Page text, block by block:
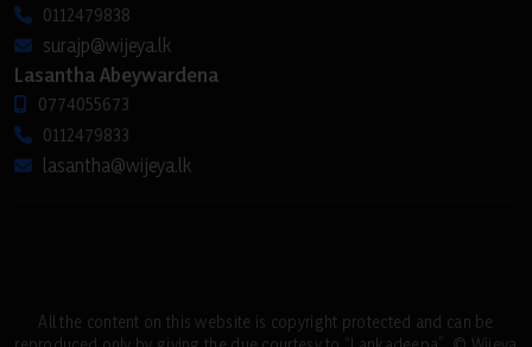
0112479838
surajp@wijeya.lk
Lasantha Abeywardena
0774055673
0112479833
lasantha@wijeya.lk
All the content on this website is copyright protected and can be